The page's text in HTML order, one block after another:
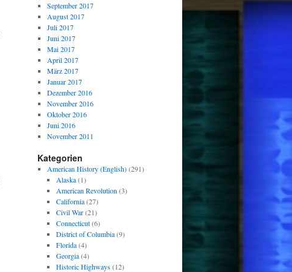
September 2017
August 2017
Juli 2017
Juni 2017
Mai 2017
April 2017
März 2017
Januar 2017
Dezember 2016
November 2016
Oktober 2016
Juni 2016
November 2011
Kategorien
American History (English)(291)
Alaska(1)
American Revolution (3)
California(27)
Civil War(21)
Connecticut(6)
District of Columbia(9)
Florida(4)
Georgia(4)
Historic Highways(12)